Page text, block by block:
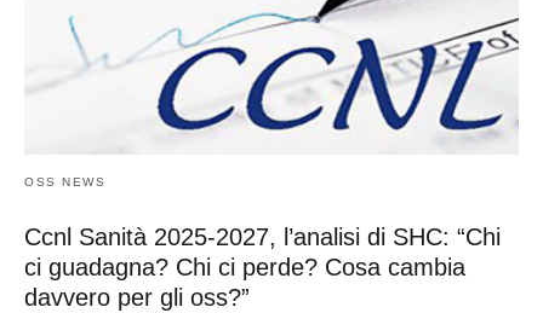
OSS NEWS
Ccnl Sanità 2025-2027, l’analisi di SHC: “Chi
ci guadagna? Chi ci perde? Cosa cambia
davvero per gli oss?”